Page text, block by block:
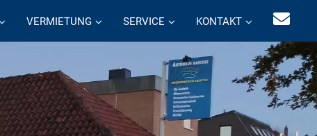
VERMIETUNG SERVICE KONTAKT